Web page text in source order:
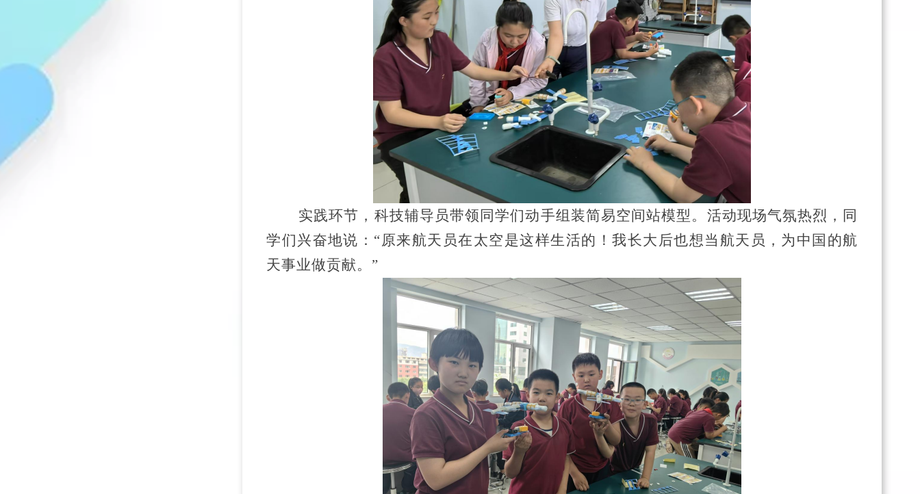
实践环节，科技辅导员带领同学们动手组装简易空间站模型。活动现场气氛热烈，同
学们兴奋地说： “原来航天员在太空是这样生活的！我长大后也想当航天员，为中国的航
天事业做贡献。”